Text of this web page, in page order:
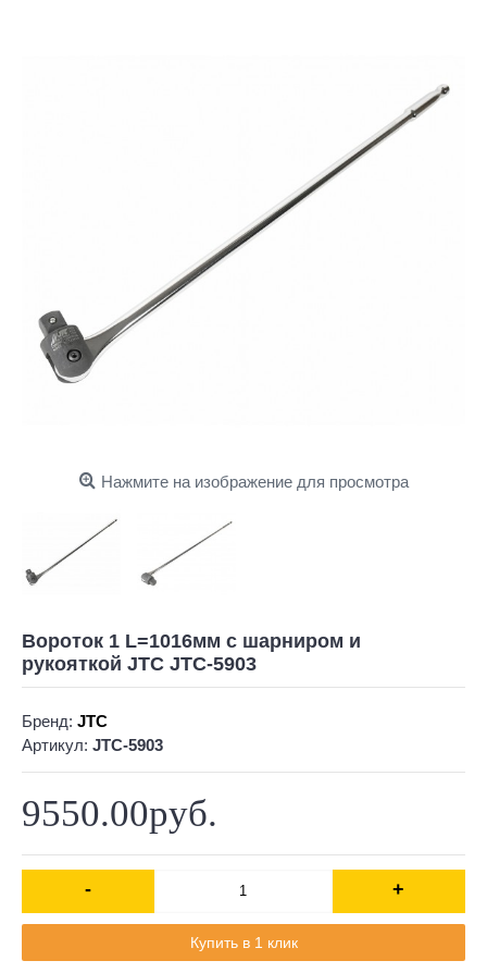
Нажмите на изображение для просмотра
Вороток 1 L=1016мм с шарниром и
рукояткой JTC JTC-5903
Бренд: JTC
Артикул: JTC-5903
9550.00руб.
- +
Купить в 1 клик